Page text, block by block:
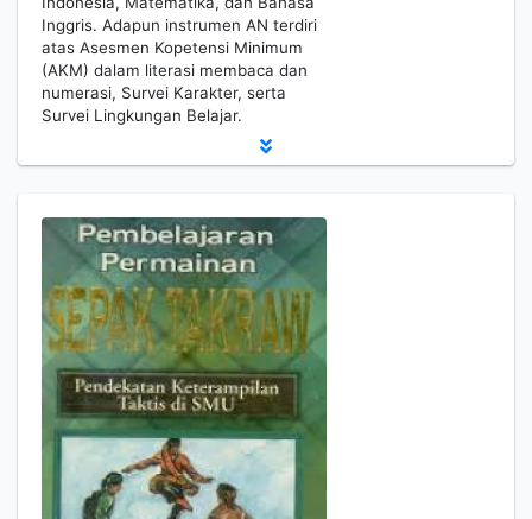
Inggris. Adapun instrumen AN terdiri
atas Asesmen Kopetensi Minimum
(AKM) dalam literasi membaca dan
numerasi, Survei Karakter, serta
Survei Lingkungan Belajar.